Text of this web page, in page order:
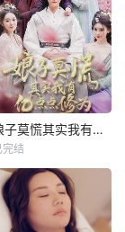
娘子莫慌其实我有亿点点修为
完结